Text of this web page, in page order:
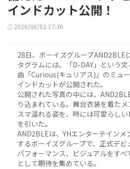
インドカット公開！
2026/06/02 17:30
28日、ボーイズグループ
タグラムには、「D-DAY」という
曲「Curious(キュリアス)」のミュ
インドカットが公開された。
公開された写真の中には、
り込まれている。舞台衣装を着た
スマ溢れる姿を、時には可愛らし
を引いた。
AND2BLEは、YHエンターテイン
するボーイズグループで、正式デビ
パフォーマンス、ビジュアルをすべ
として期待を集めている。